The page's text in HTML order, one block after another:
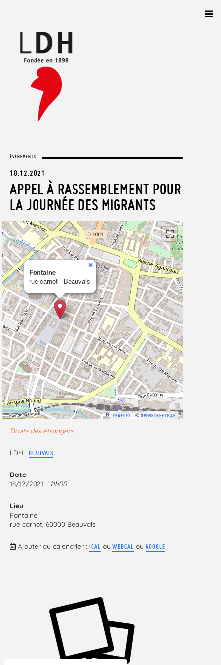
ÉVÈNEMENTS
18.12.2021
APPEL À RASSEMBLEMENT POUR
LA JOURNÉE DES MIGRANTS
Fontaine
rue carnot - Beauvais
×
LEAFLET| ©OPENSTREETMAP
Droits des étrangers
LDH : BEAUVAIS
Date
18/12/2021 - 11h00
Lieu
Fontaine
rue carnot, 60000 Beauvais
Ajouter au calendrier : ICAL ou WEBCAL ou GOOGLE